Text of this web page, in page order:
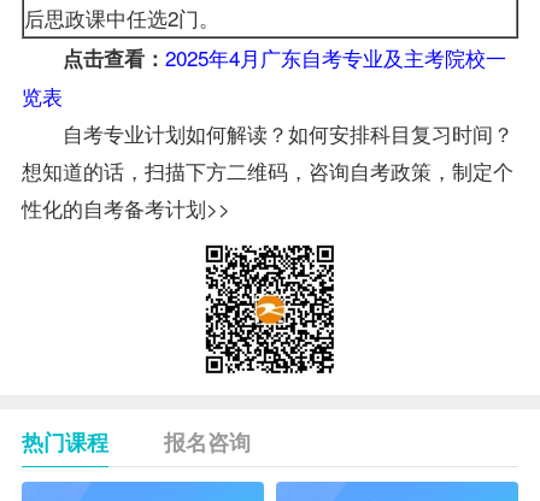
后思政课中任选2门。
点击查看： 2025年4月广东自考专业及主考院校一
览表
自考专业计划如何解读？如何安排科目复习时间？
想知道的话，扫描下方二维码，咨询自考政策，制定个
性化的自考备考计划>>
热门课程 报名咨询